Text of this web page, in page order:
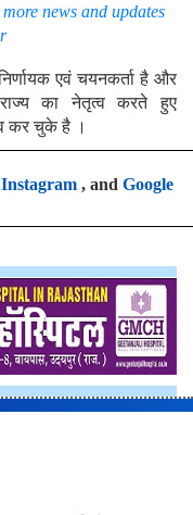
news and updates
एवं चयनकर्ता है और
राज्य का नेतृत्व करते हुए
कर चुके है ।
Instagram, and Google